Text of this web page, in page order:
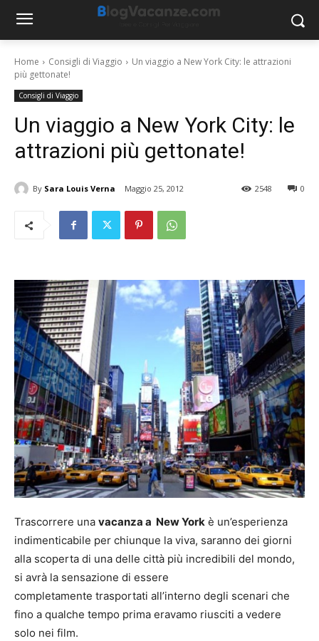
Home Consigli di Viaggio
Un viaggio a New York City: le attrazioni
più gettonate!
Consigli di Viaggio
Un viaggio a New York City: le
attrazioni più gettonate!
By Sara Louis Verna Maggio 25, 2012 0
2548
Trascorrere una vacanza a New York è un’esperienza
indimenticabile per chiunque la viva, saranno dei giorni
alla scoperta di una delle città più incredibili del mondo,
si avrà la sensazione di essere
completamente trasportati all’interno degli scenari che
fino a qualche tempo prima eravamo riusciti a vedere
solo nei film.